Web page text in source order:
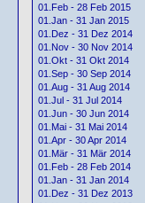
01.Feb - 28 Feb 2015
01.Jan - 31 Jan 2015
01.Dez - 31 Dez 2014
01.Nov - 30 Nov 2014
01.Okt - 31 Okt 2014
01.Sep - 30 Sep 2014
01.Aug - 31 Aug 2014
01.Jul - 31 Jul 2014
01.Jun - 30 Jun 2014
01.Mai - 31 Mai 2014
01.Apr - 30 Apr 2014
01.Mär - 31 Mär 2014
01.Feb - 28 Feb 2014
01.Jan - 31 Jan 2014
01.Dez - 31 Dez 2013